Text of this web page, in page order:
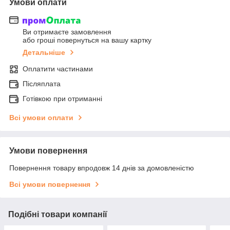
Умови оплати
Ви отримаєте замовлення
або гроші повернуться на вашу картку
Детальніше
Оплатити частинами
Післяплата
Готівкою при отриманні
Всі умови оплати
Умови повернення
Повернення товару впродовж 14 днів за домовленістю
Всі умови повернення
Подібні товари компанії